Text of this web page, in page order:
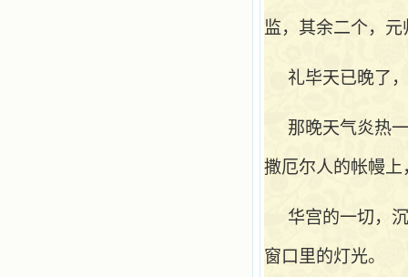
监，其余二个，
礼毕天已晚了
那晚天气炎热
撒厄尔人的帐幔
华宫的一切，
窗口里的灯光。